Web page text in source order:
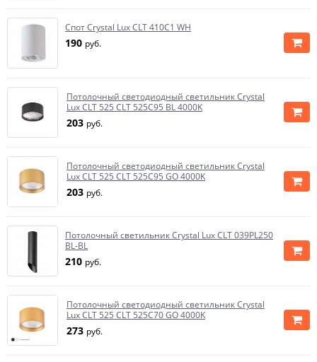
Спот Crystal Lux CLT 410C1 WH
190 руб.
Потолочный светодиодный светильник Crystal
Lux CLT 525 CLT 525C95 BL 4000K
203 руб.
Потолочный светодиодный светильник Crystal
Lux CLT 525 CLT 525C95 GO 4000K
203 руб.
Потолочный светильник Crystal Lux CLT 039PL250
BL-BL
210 руб.
Потолочный светодиодный светильник Crystal
Lux CLT 525 CLT 525C70 GO 4000K
273 руб.